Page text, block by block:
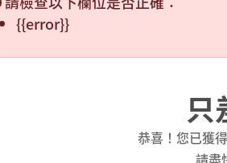
{{error}}
只
恭喜！您已獲
請盡